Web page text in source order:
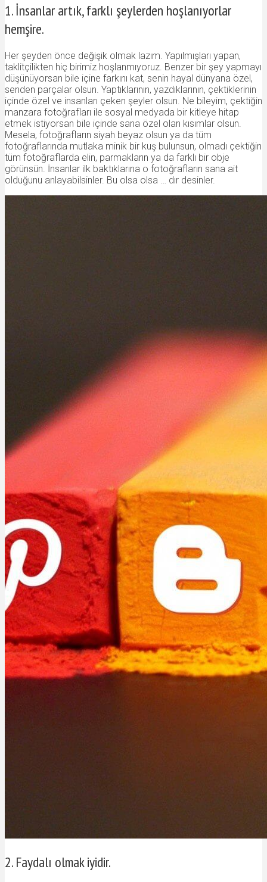
1. İnsanlar artık, farklı şeylerden hoşlanıyorlar
hemşire.
Her şeyden önce değişik olmak lazım. Yapılmışları yapan,
taklitçilikten hiç birimiz hoşlanmıyoruz. Benzer bir şey yapmayı
düşünüyorsan bile içine farkını kat, senin hayal dünyana özel,
senden parçalar olsun. Yaptıklarının, yazdıklarının, çektiklerinin
içinde özel ve insanları çeken şeyler olsun. Ne bileyim, çektiğin
manzara fotoğrafları ile sosyal medyada bir kitleye hitap
etmek istiyorsan bile içinde sana özel olan kısımlar olsun.
Mesela, fotoğrafların siyah beyaz olsun ya da tüm
fotoğraflarında mutlaka minik bir kuş bulunsun, olmadı çektiğin
tüm fotoğraflarda elin, parmakların ya da farklı bir obje
görünsün. İnsanlar ilk baktıklarına o fotoğrafların sana ait
olduğunu anlayabilsinler. Bu olsa olsa … dır desinler.
2. Faydalı olmak iyidir.